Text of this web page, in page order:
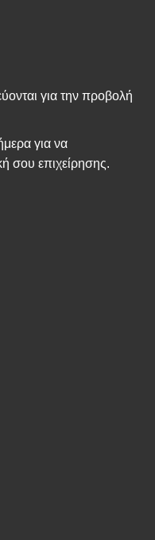
για την προβολή
για να
σου επιχείρησης.